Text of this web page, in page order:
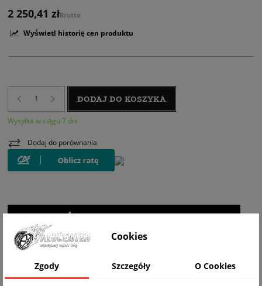
2 250,41 złBrutto
Wyświetl historię cen produktu
DODAJ DO KOSZYKA
Wysyłka w ciągu 7 dni
Dodaj do porównania
Cookies
Zgody Szczegóły O Cookies